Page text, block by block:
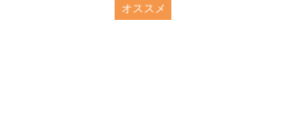
オススメ